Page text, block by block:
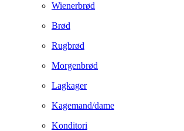
Wienerbrød
Brød
Rugbrød
Morgenbrød
Lagkager
Kagemand/dame
Konditori